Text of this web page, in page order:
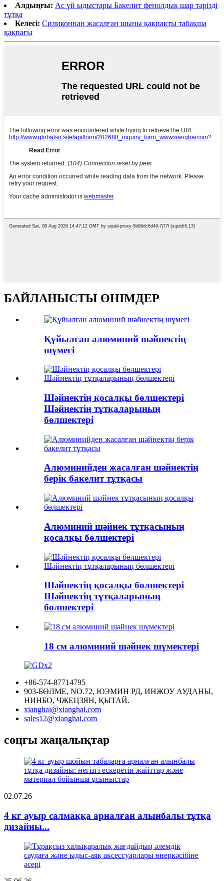
Алдыңғы: Ас үй ыдыстары Бакелит фенолдық шар тәрізді
тұтқа
Келесі: Силиконнан жасалған шыны қақпақты табақша
қақпағы
БАЙЛАНЫСТЫ ӨНІМДЕР
Құйылған алюминий шәйнектің
шүмегі
Шәйнектің қосалқы бөлшектері
Шәйнектің тұтқаларының
бөлшектері
Алюминийден жасалған шәйнектің
берік бакелит тұтқасы
Алюминий шәйнек тұтқасының
қосалқы бөлшектері
Шәйнектің қосалқы бөлшектері
Шәйнектің тұтқаларының
бөлшектері
18 см алюминий шәйнек шүмектері
+86-574-87714795
903-БӨЛМЕ, NO.72, ЮЭМИН РД, ИНЖОУ АУДАНЫ,
НИНБО, ЧЖЕЦЗЯН, ҚЫТАЙ.
xianghai@xianghai.com
sales12@xianghai.com
соңғы жаңалықтар
02.07.26
4 кг ауыр салмаққа арналған алынбалы тұтқа
дизайны...